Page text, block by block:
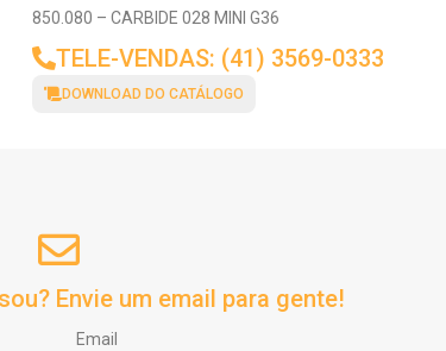
850.080 – CARBIDE 028 MINI G36
TELE-VENDAS: (41) 3569-0333
DOWNLOAD DO CATÁLOGO
Envie um email para gente!
Email